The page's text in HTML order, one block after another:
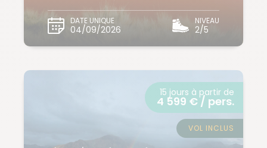
DATE UNIQUE
04/09/2026
NIVEAU
2/5
15 jours à partir de
4 599 € / pers.
VOL INCLUS